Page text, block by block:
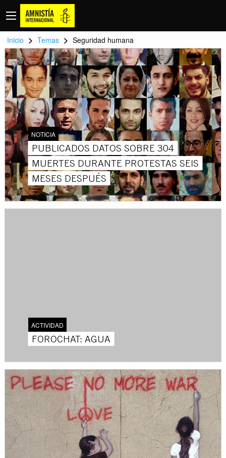
Inicio > Temas > Seguridad humana
NOTICIA
PUBLICADOS DATOS SOBRE 304
MUERTES DURANTE PROTESTAS SEIS
MESES DESPUÉS
ACTIVIDAD
FOROCHAT: AGUA